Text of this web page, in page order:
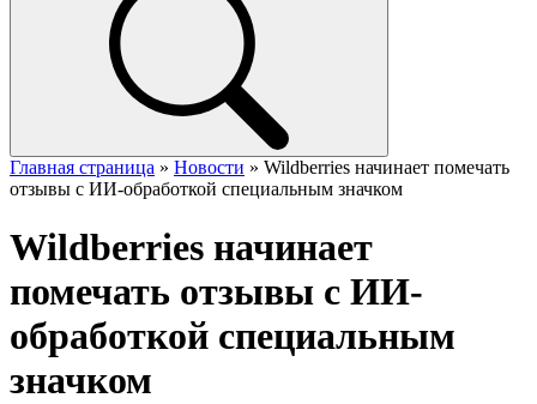
Главная страница » Новости » Wildberries начинает помечать
отзывы с ИИ-обработкой специальным значком
Wildberries начинает
помечать отзывы с ИИ-
обработкой специальным
значком